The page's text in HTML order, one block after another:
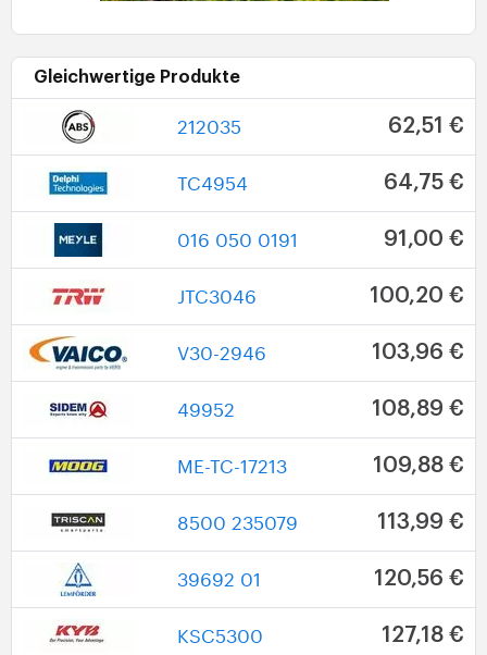
Gleichwertige Produkte
212035 62,51 €
TC4954 64,75 €
016 050 0191 91,00 €
JTC3046 100,20 €
V30-2946 103,96 €
49952 108,89 €
ME-TC-17213 109,88 €
8500 235079 113,99 €
39692 01 120,56 €
KSC5300 127,18 €